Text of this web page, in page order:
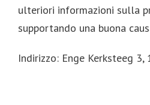
ulteriori informazioni sulla
supportando una buona
Indirizzo: Enge Kerksteeg 3,